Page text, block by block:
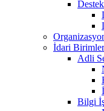
İdari Birimler
Adli
Bilgi